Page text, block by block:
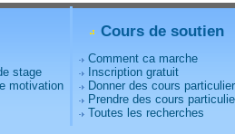
stage
motivation
Cours de soutien
Comment ca marche
Inscription gratuit
Donner des cours
Prendre des cours
Toutes les recherches